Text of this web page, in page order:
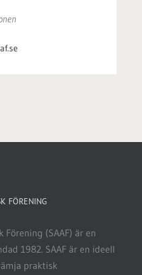
FÖRENING
Förening (SAAF) är en
1982. SAAF är en ideell
praktisk